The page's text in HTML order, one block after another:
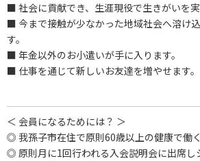
■ 社会に貢献でき、生涯現役で生きがいを実
■ 今まで接触が少なかった地域社会へ溶け
す。
■ 年金以外のお小遣いが手に入ります。
■ 仕事を通じて新しいお友達を増やせます。
＜ 会員になるためには？ ＞
◎ 我孫子市在住で原則60歳以上の健康で働
◎ 原則月に1回行われる入会説明会に出席し